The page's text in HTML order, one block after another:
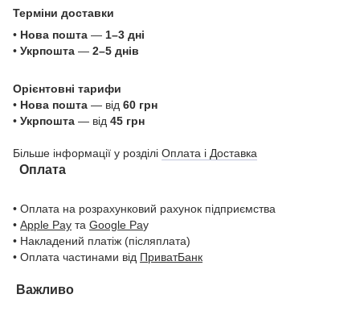
Терміни доставки
• Нова пошта — 1–3 дні
• Укрпошта — 2–5 днів
Орієнтовні тарифи
• Нова пошта — від 60 грн
• Укрпошта — від 45 грн
Більше інформації у розділі Оплата і Доставка
Оплата
• Оплата на розрахунковий рахунок підприємства
• Apple Pay та Google Pay
• Накладений платіж (післяплата)
• Оплата частинами від ПриватБанк
Важливо